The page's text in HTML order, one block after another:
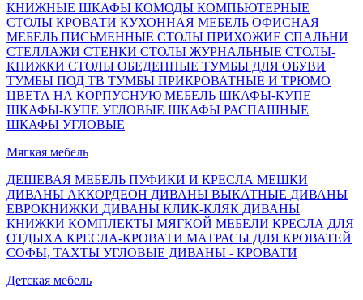
КНИЖНЫЕ ШКАФЫ КОМОДЫ КОМПЬЮТЕРНЫЕ
СТОЛЫ КРОВАТИ КУХОННАЯ МЕБЕЛЬ ОФИСНАЯ
МЕБЕЛЬ ПИСЬМЕННЫЕ СТОЛЫ ПРИХОЖИЕ СПАЛЬНИ
СТЕЛЛАЖИ СТЕНКИ СТОЛЫ ЖУРНАЛЬНЫЕ СТОЛЫ-
КНИЖКИ СТОЛЫ ОБЕДЕННЫЕ ТУМБЫ ДЛЯ ОБУВИ
ТУМБЫ ПОД ТВ ТУМБЫ ПРИКРОВАТНЫЕ И ТРЮМО
ЦВЕТА НА КОРПУСНУЮ МЕБЕЛЬ ШКАФЫ-КУПЕ
ШКАФЫ-КУПЕ УГЛОВЫЕ ШКАФЫ РАСПАШНЫЕ
ШКАФЫ УГЛОВЫЕ
Мягкая мебель
ДЕШЕВАЯ МЕБЕЛЬ ПУФИКИ И КРЕСЛА МЕШКИ
ДИВАНЫ АККОРДЕОН ДИВАНЫ ВЫКАТНЫЕ ДИВАНЫ
ЕВРОКНИЖКИ ДИВАНЫ КЛИК-КЛЯК ДИВАНЫ
КНИЖКИ КОМПЛЕКТЫ МЯГКОЙ МЕБЕЛИ КРЕСЛА ДЛЯ
ОТДЫХА КРЕСЛА-КРОВАТИ МАТРАСЫ ДЛЯ КРОВАТЕЙ
СОФЫ, ТАХТЫ УГЛОВЫЕ ДИВАНЫ - КРОВАТИ
Детская мебель